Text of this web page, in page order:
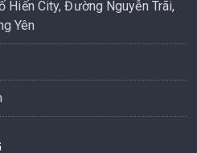
Hiến City, Đường Nguyễn Trãi,
Yên